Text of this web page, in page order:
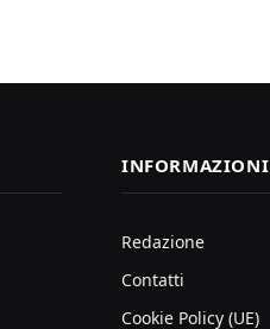
INFORMAZIONI
Redazione
Contatti
Cookie Policy (UE)